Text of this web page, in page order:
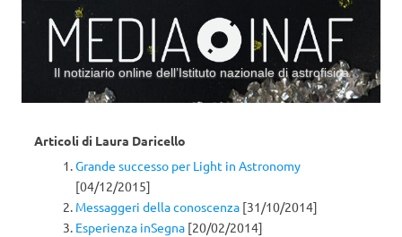
Il notiziario online dell’Istituto nazionale di astrofisica
Articoli di Laura Daricello
Grande successo per Light in Astronomy
[04/12/2015]
Messaggeri della conoscenza [31/10/2014]
Esperienza inSegna [20/02/2014]